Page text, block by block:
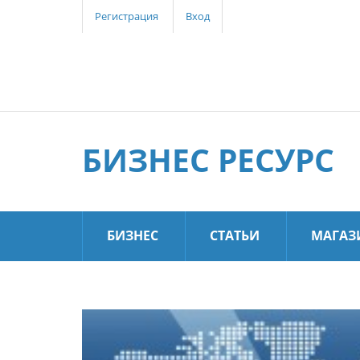
Регистрация Вход
БИЗНЕС РЕСУРС
БИЗНЕС СТАТЬИ